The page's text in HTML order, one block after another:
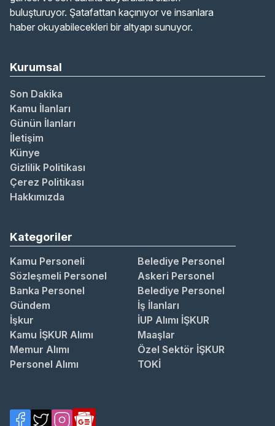
buluşturuyor. Şatafattan kaçınıyor ve insanlara
haber okuyabilecekleri bir altyapı sunuyor.
Kurumsal
Son Dakika
Kamu İlanları
Günün İlanları
İletişim
Künye
Gizlilik Politikası
Çerez Politikası
Hakkımızda
Kategoriler
Kamu Personeli
Belediye Personel
Sözleşmeli Personel
Askeri Personel
Banka Personel
Belediye Personel
Gündem
İş İlanları
İşkur
İUP Alımı İŞKUR
Kamu İŞKUR Alımı
Maaşlar
Memur Alımı
Özel Sektör İŞKUR
Personel Alımı
TOKİ